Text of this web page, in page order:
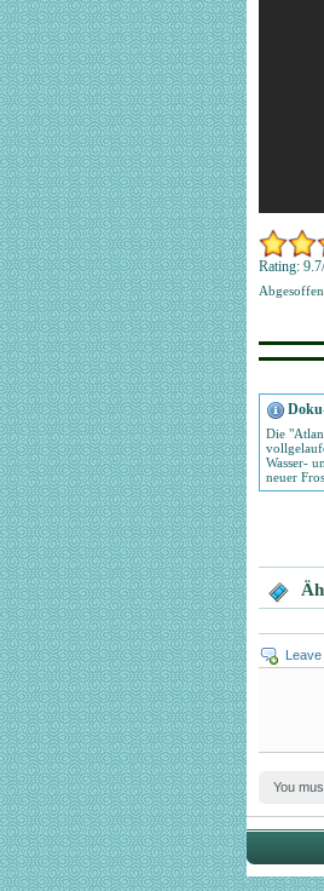
Rating: 9.7/
Die
Wasser-
neuer
You